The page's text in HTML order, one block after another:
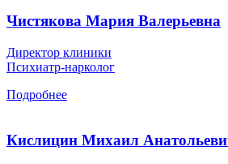
Чистякова Мария Валерьевна
Директор клиники
Психиатр-нарколог
Подробнее
Кислицин Михаил